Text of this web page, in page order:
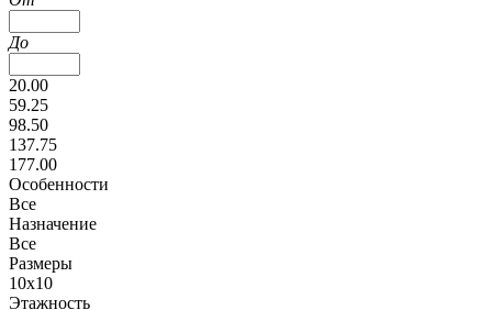
До
20.00
59.25
98.50
137.75
177.00
Особенности
Все
Назначение
Все
Размеры
10х10
Этажность